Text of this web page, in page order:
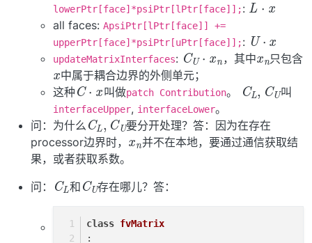
lowerPtr[face]*psiPtr[lPtr[face]];:
all faces: ApsiPtr[lPtr[face]] +=
upperPtr[face]*psiPtr[uPtr[face]];:
updateMatrixInterfaces:
CU⋅xn
，其中
x
n
只包含
x
中属于耦合边界的外侧单元；
这种
C⋅x
叫做patch Contribution。 叫
interfaceUpper, interfaceLower。
问：为什么
CL,C
U
要分开处理？答：因为在存在
processor边界时，
x
n
并不在本地，要通过通信获取结
果，或者获取系数。
问：
和 存在哪儿？答：
class fvMatrix
: